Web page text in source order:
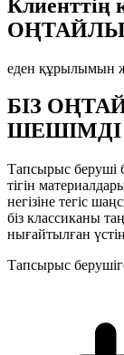
Клиенттің
еден құрылымын
БІЗ
Тапсырыс беруші
тігін
негізіне тегіс
біз классиканы
нығайтылған
Тапсырыс